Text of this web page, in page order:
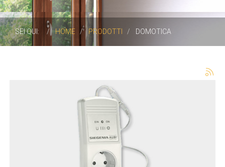
SEI QUI: HOME PRODOTTI DOMOTICA